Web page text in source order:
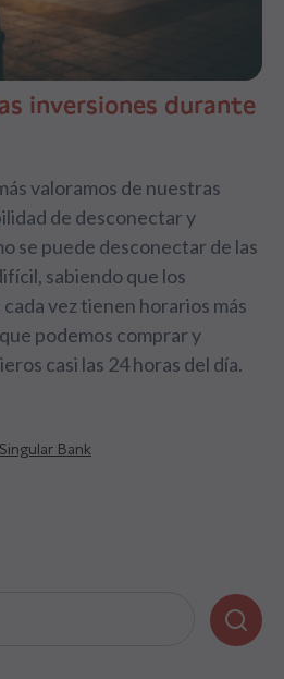
inversiones durante
valoramos de nuestras
de desconectar y
se puede desconectar de las
sabiendo que los
vez tienen horarios más
podemos comprar y
casi las 24 horas del día.
Bank